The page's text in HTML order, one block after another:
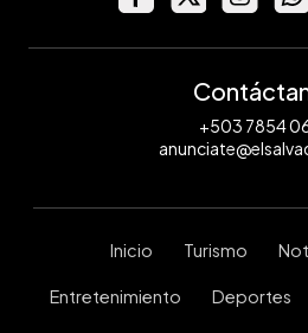
+503 7854
Inicio Turismo
Entretenimiento Deportes